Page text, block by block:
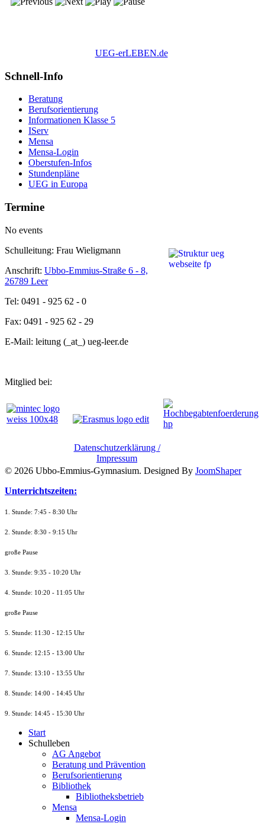
UEG-erLEBEN.de
Schnell-Info
Beratung
Berufsorientierung
Informationen Klasse 5
IServ
Mensa
Mensa-Login
Oberstufen-Infos
Stundenpläne
UEG in Europa
Termine
No events
Schulleitung: Frau Wieligmann
Anschrift: Ubbo-Emmius-Straße 6 - 8,
26789 Leer
Tel: 0491 - 925 62 - 0
Fax: 0491 - 925 62 - 29
E-Mail: leitung (_at_) ueg-leer.de
Mitglied bei:
Datenschutzerklärung /
Impressum
© 2026 Ubbo-Emmius-Gymnasium. Designed By JoomShaper
Unterrichtszeiten:
1. Stunde: 7:45 - 8:30 Uhr
2. Stunde: 8:30 - 9:15 Uhr
große Pause
3. Stunde: 9:35 - 10:20 Uhr
4. Stunde: 10:20 - 11:05 Uhr
große Pause
5. Stunde: 11:30 - 12:15 Uhr
6. Stunde: 12:15 - 13:00 Uhr
7. Stunde: 13:10 - 13:55 Uhr
8. Stunde: 14:00 - 14:45 Uhr
9. Stunde: 14:45 - 15:30 Uhr
Start
Schulleben
AG Angebot
Beratung und Prävention
Berufsorientierung
Bibliothek
Bibliotheksbetrieb
Mensa
Mensa-Login